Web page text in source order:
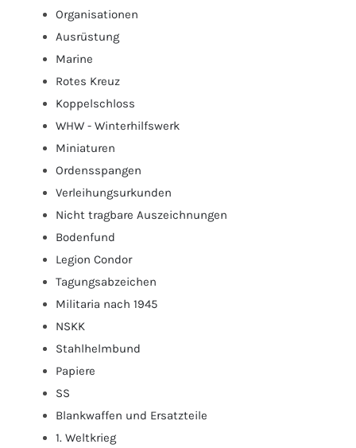
Organisationen
Ausrüstung
Marine
Rotes Kreuz
Koppelschloss
WHW - Winterhilfswerk
Miniaturen
Ordensspangen
Verleihungsurkunden
Nicht tragbare Auszeichnungen
Bodenfund
Legion Condor
Tagungsabzeichen
Militaria nach 1945
NSKK
Stahlhelmbund
Papiere
SS
Blankwaffen und Ersatzteile
1. Weltkrieg